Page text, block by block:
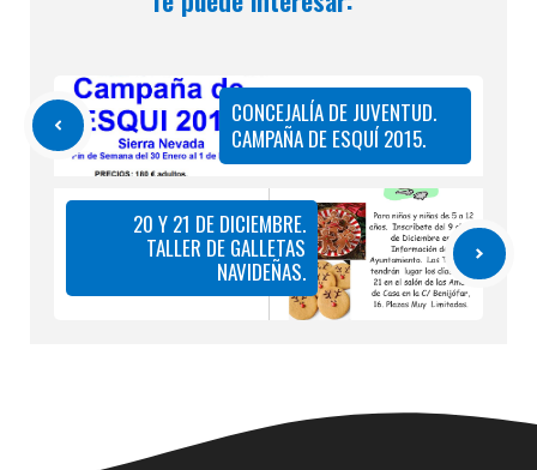
CONCEJALÍA DE JUVENTUD.
CAMPAÑA DE ESQUÍ 2015.
20 Y 21 DE DICIEMBRE.
TALLER DE GALLETAS
NAVIDEÑAS.